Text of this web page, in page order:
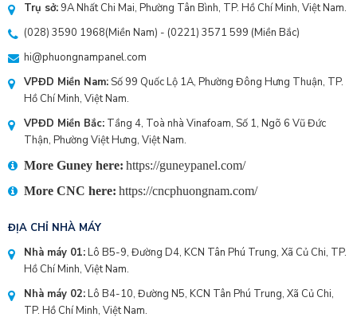
Trụ sở: 9A Nhất Chi Mai, Phường Tân Bình, TP. Hồ Chí Minh, Việt Nam.
(028) 3590 1968(Miền Nam) - (0221) 3571 599 (Miền Bắc)
hi@phuongnampanel.com
VPĐD Miền Nam:Số 99 Quốc Lộ 1A, Phường Đông Hưng Thuận, TP.
Hồ Chí Minh, Việt Nam.
VPĐD Miền Bắc: Tầng 4, Toà nhà Vinafoam, Số 1, Ngõ 6 Vũ Đức
Thận, Phường Việt Hưng, Việt Nam.
More Guney here: https://guneypanel.com/
More CNC here: https://cncphuongnam.com/
ĐỊA CHỈ NHÀ MÁY
Nhà máy 01:Lô B5-9, Đường D4, KCN Tân Phú Trung, Xã Củ Chi, TP.
Hồ Chí Minh, Việt Nam.
Nhà máy 02:Lô B4-10, Đường N5, KCN Tân Phú Trung, Xã Củ Chi,
TP. Hồ Chí Minh, Việt Nam.